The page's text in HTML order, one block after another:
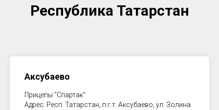
Республика Татарстан
Аксубаево
Прицепы "Спартак"
Адрес: Респ. Татарстан, п.г.т. Аксубаево, ул. Золина